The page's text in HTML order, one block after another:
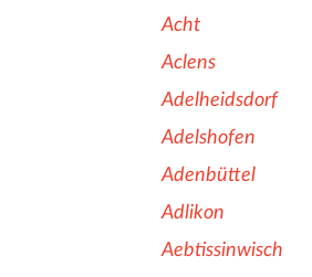
Acht
Aclens
Adelheidsdorf
Adelshofen
Adenbüttel
Adlikon
Aebtissinwisch